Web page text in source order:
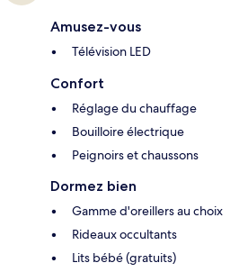
Amusez-vous
Télévision LED
Confort
Réglage du chauffage
Bouilloire électrique
Peignoirs et chaussons
Dormez bien
Gamme d'oreillers au choix
Rideaux occultants
Lits bébé (gratuits)